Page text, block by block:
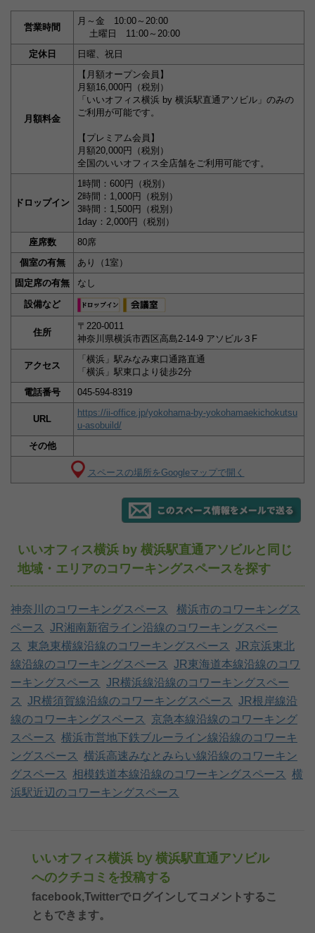
営業時間
月～金 10:00～20:00
土曜日 11:00～20:00
定休日
日曜、祝日
月額料金
【月額オープン会員】
月額16,000円（税別）
「いいオフィス横浜 by 横浜駅直通アソビル」のみの
ご利用が可能です。
【プレミアム会員】
月額20,000円（税別）
全国のいいオフィス全店舗をご利用可能です。
ドロップイン
1時間：600円（税別）
2時間：1,000円（税別）
3時間：1,500円（税別）
1day：2,000円（税別）
座席数
80席
個室の有無
あり（1室）
固定席の有無
なし
設備など
住所
〒220-0011
神奈川県横浜市西区高島2-14-9 アソビル３F
アクセス
「横浜」駅みなみ東口通路直通
「横浜」駅東口より徒歩2分
電話番号
045-594-8319
URL
https://ii-office.jp/yokohama-by-yokohamaekichokutsu
u-asobuild/
その他
スペースの場所をGoogleマップで開く
いいオフィス横浜 by 横浜駅直通アソビルと同じ
地域・エリアのコワーキングスペースを探す
神奈川のコワーキングスペース
横浜市のコワーキングス
ペース
JR湘南新宿ライン沿線のコワーキングスペー
ス
東急東横線沿線のコワーキングスペース
JR京浜東北
線沿線のコワーキングスペース
JR東海道本線沿線のコワ
ーキングスペース
JR横浜線沿線のコワーキングスペー
ス
JR横須賀線沿線のコワーキングスペース
JR根岸線沿
線のコワーキングスペース
京急本線沿線のコワーキング
スペース
横浜市営地下鉄ブルーライン線沿線のコワーキ
ングスペース
横浜高速みなとみらい線沿線のコワーキン
グスペース
相模鉄道本線沿線のコワーキングスペース
横
浜駅近辺のコワーキングスペース
いいオフィス横浜 by 横浜駅直通アソビル
へのクチコミを投稿する
facebook,Twitterでログインしてコメントするこ
ともできます。